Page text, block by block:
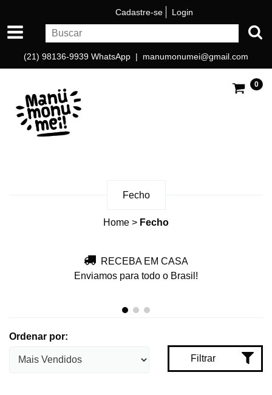
Cadastre-se Login
(21) 98136-9939 WhatsApp | manumonumei@gmail.com
0
Fecho
Home > Fecho
RECEBA EM CASA
Enviamos para todo o Brasil!
Ordenar por:
Filtrar